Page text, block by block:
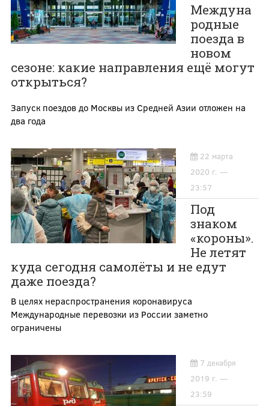
Междуна
родные
поезда в
новом
сезоне: какие направления ещё могут
открыться?
Запуск поездов до Москвы из Средней Азии отложен на
два года
22 марта
2020 г. —
23:57
Под
знаком
«короны».
Не летят
куда сегодня самолёты и не едут
даже поезда?
В целях нераспространения коронавируса
Международные перевозки из России заметно
ограничены
7 декабря
2019 г. —
23:59